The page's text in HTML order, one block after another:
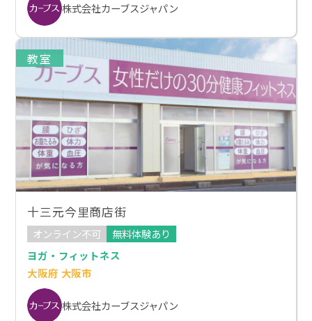
株式会社カーブスジャパン
教室
十三元今里商店街
オンライン不可
無料体験あり
ヨガ・フィットネス
大阪府 大阪市
株式会社カーブスジャパン